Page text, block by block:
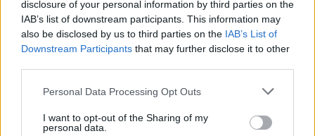
disclosure of your personal information by third parties on the
IAB’s list of downstream participants. This information may
also be disclosed by us to third parties on the IAB’s List of
Downstream Participants that may further disclose it to other
Please note that this website/app uses one or more Google
not limited to your visit or usage behaviour. You may click to
grant or deny consent to Google and its third-party tags to
Personal Data Processing Opt Outs
I want to opt-out of the Sharing of my
personal data.
tratta più soltanto di promuovere una tendenza, ma
di raccontare come un capo aiuti le persone a
sentirsi a proprio agio e a esprimere la propria
identità. In questo senso, la moda diventa uno
strumento quotidiano di benessere e
autoaffermazione.